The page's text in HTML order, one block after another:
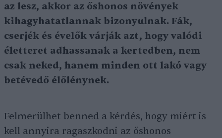
az lesz, akkor az őshonos növények
kihagyhatatlannak bizonyulnak. Fák,
cserjék és évelők várják azt, hogy valódi
életteret adhassanak a kertedben, nem
csak neked, hanem minden ott lakó vagy
betévedő élőlénynek.
Felmerülhet benned a kérdés, hogy miért is
kell annyira ragaszkodni az őshonos